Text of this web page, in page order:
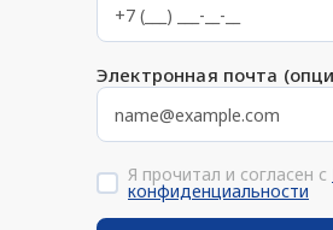
Электронная почта
Я прочитал и согласен с
конфиденциальности